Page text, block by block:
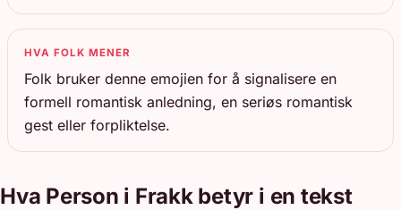
HVA FOLK MENER
Folk bruker denne emojien for å signalisere en
formell romantisk anledning, en seriøs romantisk
gest eller forpliktelse.
Hva Person i Frakk betyr i en tekst